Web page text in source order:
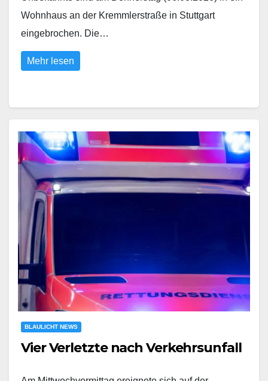
Wohnhaus an der Kremmlerstraße in Stuttgart
eingebrochen. Die…
Mehr lesen
BLAULICHT NEWS
Vier Verletzte nach Verkehrsunfall